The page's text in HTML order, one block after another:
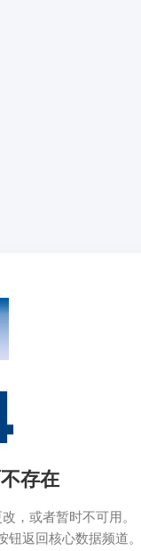
存在
，或者暂时不可用。
钮返回核心数据频道。